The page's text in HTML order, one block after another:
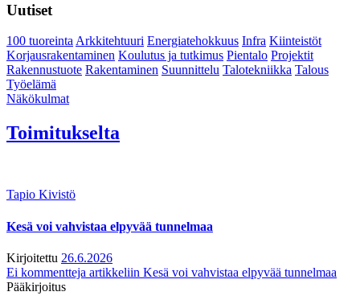
Uutiset
100 tuoreintaArkkitehtuuri Energiatehokkuus Infra Kiinteistöt
Korjausrakentaminen Koulutus ja tutkimus Pientalo Projektit
Rakennustuote Rakentaminen Suunnittelu Talotekniikka Talous
Työelämä
Näkökulmat
Toimitukselta
Tapio Kivistö
Kesä voi vahvistaa elpyvää tunnelmaa
Kirjoitettu 26.6.2026
Ei kommentteja artikkeliin Kesä voi vahvistaa elpyvää tunnelmaa
Pääkirjoitus